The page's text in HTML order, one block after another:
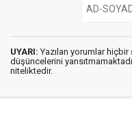
UYARI: Yazılan yorumlar
düşüncelerini
niteliktedir.